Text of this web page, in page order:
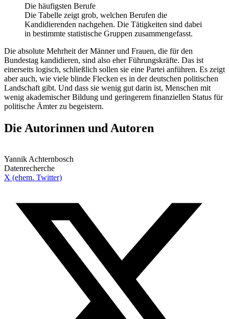
Die häufigsten Berufe
Die Tabelle zeigt grob, welchen Berufen die
Kandidierenden nachgehen. Die Tätigkeiten sind dabei
in bestimmte statistische Gruppen zusammengefasst.
Die absolute Mehrheit der Männer und Frauen, die für den
Bundestag kandidieren, sind also eher Führungskräfte. Das ist
einerseits logisch, schließlich sollen sie eine Partei anführen. Es zeigt
aber auch, wie viele blinde Flecken es in der deutschen politischen
Landschaft gibt. Und dass sie wenig gut darin ist, Menschen mit
wenig akademischer Bildung und geringerem finanziellen Status für
politische Ämter zu begeistern.
Die Autorinnen und Autoren
Yannik Achternbosch
Datenrecherche
X (ehem. Twitter)